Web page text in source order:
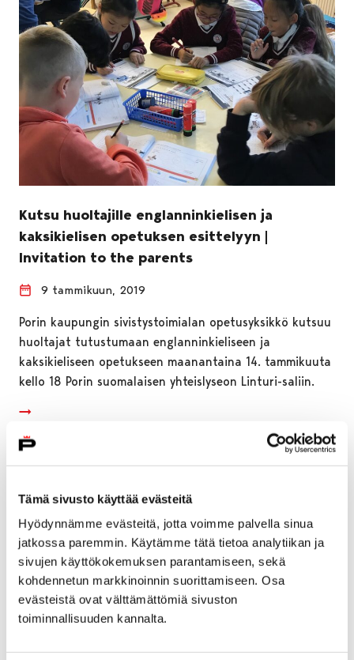
Tämä sivusto käyttää evästeitä
Hyödynnämme evästeitä, jotta voimme palvella sinua
jatkossa paremmin. Käytämme tätä tietoa analytiikan ja
sivujen käyttökokemuksen parantamiseen, sekä
kohdennetun markkinoinnin suorittamiseen. Osa
evästeistä ovat välttämättömiä sivuston
toiminnallisuuden kannalta.
Kutsu huoltajille englanninkielisen ja
kaksikielisen opetuksen esittelyyn |
Invitation to the parents
9 tammikuun, 2019
Porin kaupungin sivistystoimialan opetusyksikkö kutsuu
huoltajat tutustumaan englanninkieliseen ja
kaksikieliseen opetukseen maanantaina 14. tammikuuta
kello 18 Porin suomalaisen yhteislyseon Linturi-saliin.